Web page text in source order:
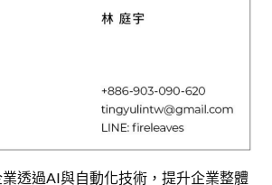
透過AI與自動化技術，提升企業整體